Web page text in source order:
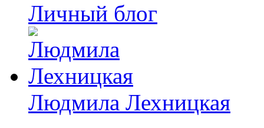
Личный блог
Людмила Лехницкая